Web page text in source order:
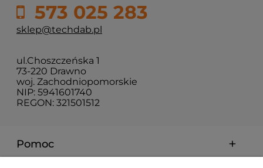
573 025 283
sklep@techdab.pl
ul.Choszczeńska 1
73-220 Drawno
woj. Zachodniopomorskie
NIP: 5941601740
REGON: 321501512
Pomoc